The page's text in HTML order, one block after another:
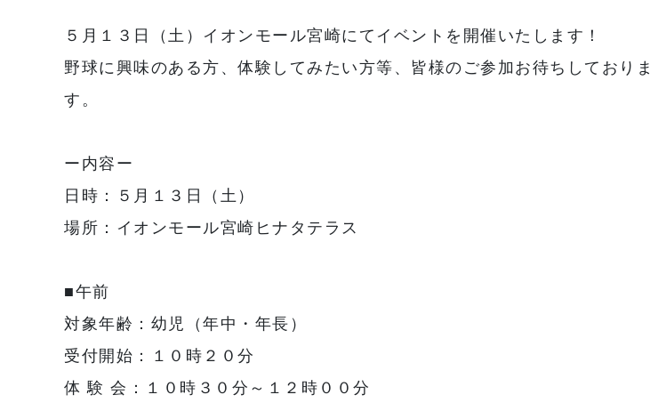
５月１３日（土）イオンモール宮崎にてイベントを開催いたします！
野球に興味のある方、体験してみたい方等、皆様のご参加お待ちしておりま
す。
ー内容ー
日時：５月１３日（土）
場所：イオンモール宮崎ヒナタテラス
■午前
対象年齢：幼児（年中・年長）
受付開始：１０時２０分
体 験 会：１０時３０分～１２時００分